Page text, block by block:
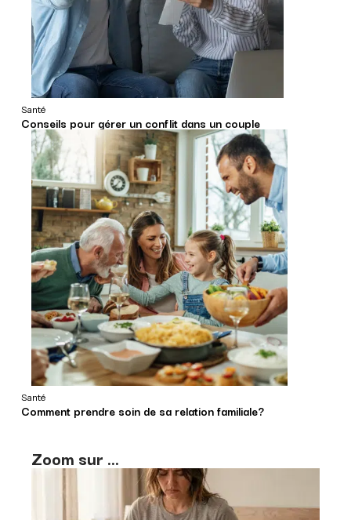
Santé
Conseils pour gérer un conflit dans un couple
Santé
Comment prendre soin de sa relation familiale?
Zoom sur ...